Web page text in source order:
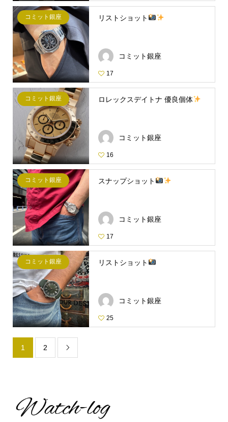
コミット銀座 リストショット
コミット銀座
17
コミット銀座 ロレックスデイトナ 優良個体
コミット銀座
16
コミット銀座 スナップショット
コミット銀座
17
コミット銀座 リストショット
コミット銀座
25
1 2 